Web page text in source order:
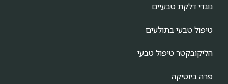
נוגדי דלקת טבעיים
טיפול טבעי בתולעים
הליקובקטר טיפול טבעי
פרה ביוטיקה